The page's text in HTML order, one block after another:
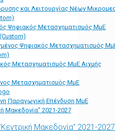
και Λειτουργίας Νέων
Ψηφιακός Μετασχηματισμός ΜμΕ
Ψηφιακός Μετασχηματισμός
Μετασχηματισμός ΜμΕ Αιχμής
Μετασχηματισμός ΜμΕ
Παραγωγική Επένδυση ΜμΕ
Μακεδονία” 2021-2027
Μακεδονία" 2021-2027